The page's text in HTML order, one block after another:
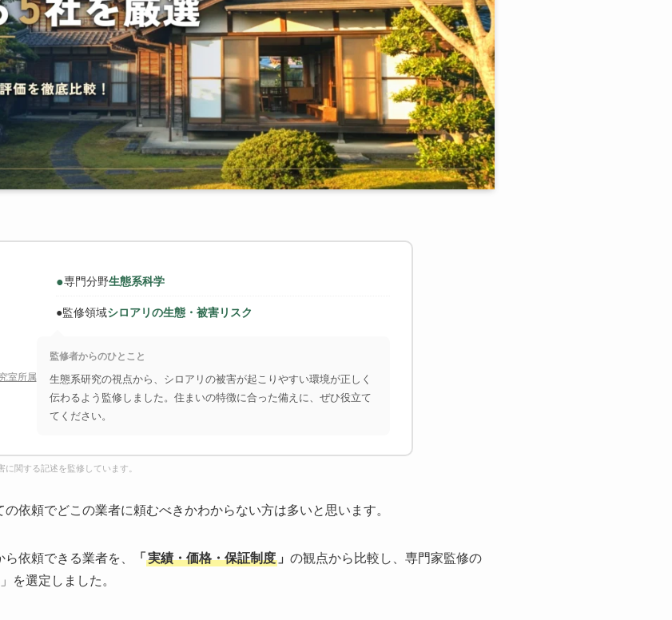
室所属
●専門分野生態系科学
●監修領域シロアリの生態・被害リスク
監修者からのひとこと
生態系研究の視点から、シロアリの被害が起こりやすい環境が正しく
伝わるよう監修しました。住まいの特徴に合った備えに、ぜひ役立て
てください。
関する記述を監修しています。
依頼でどこの業者に頼むべきかわからない方は多いと思います。
依頼できる業者を、 「 実績・価格・保証制度 」 の観点から比較し、専門家監修の
を選定しました。